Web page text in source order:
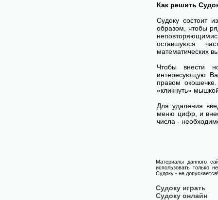
Как решить
Судоку состоит
образом, чтобы
оставшуюся
математических
Чтобы внести
интересующую
правом
«кликнуть»
Для удаления
меню цифр, и
числа -
Материалы данного
использовать только
Судоку - не допускается!
Судоку играть
Судоку онлайн